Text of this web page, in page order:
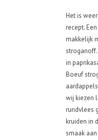
Het is
recept.
makkelijk
in
Boeuf
wij kiezen
rundvlees
kruiden in
smaak